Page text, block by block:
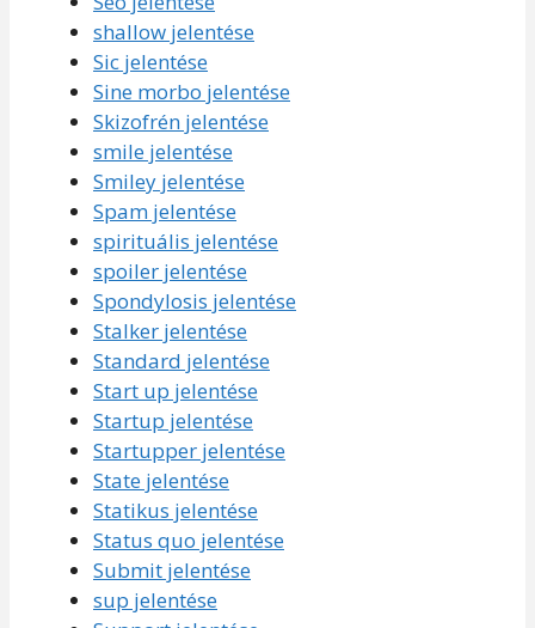
shallow jelentése
Sic jelentése
Sine morbo jelentése
Skizofrén jelentése
smile jelentése
Smiley jelentése
Spam jelentése
spirituális jelentése
spoiler jelentése
Spondylosis jelentése
Stalker jelentése
Standard jelentése
Start up jelentése
Startup jelentése
Startupper jelentése
State jelentése
Statikus jelentése
Status quo jelentése
Submit jelentése
sup jelentése